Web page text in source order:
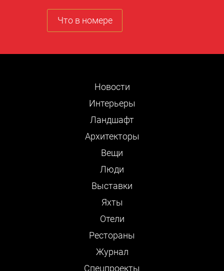
Что в номере
Новости
Интерьеры
Ландшафт
Архитекторы
Вещи
Люди
Выставки
Яхты
Отели
Рестораны
Журнал
Cпецпроекты